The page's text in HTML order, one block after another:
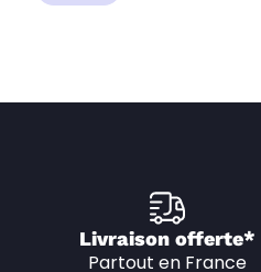
Livraison offerte*
Partout en France